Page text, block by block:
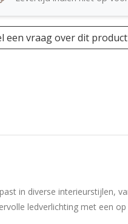
een vraag over dit product
in diverse interieurstijlen,
ledverlichting met een